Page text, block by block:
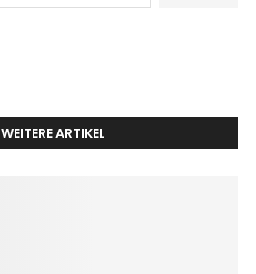
WEITERE ARTIKEL